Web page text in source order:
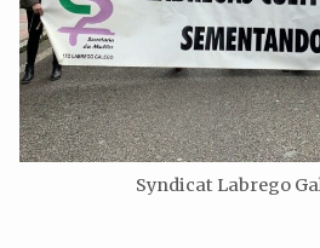
Syndicat Labrego